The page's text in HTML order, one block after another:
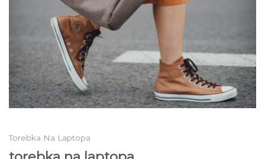
Torebka Na Laptopa